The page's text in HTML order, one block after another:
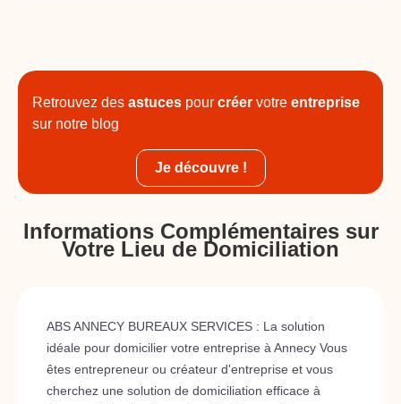
Retrouvez des astuces pour créer votre entreprise
sur notre blog
Je découvre !
Informations Complémentaires sur
Votre Lieu de Domiciliation
ABS ANNECY BUREAUX SERVICES : La solution
idéale pour domicilier votre entreprise à Annecy Vous
êtes entrepreneur ou créateur d'entreprise et vous
cherchez une solution de domiciliation efficace à